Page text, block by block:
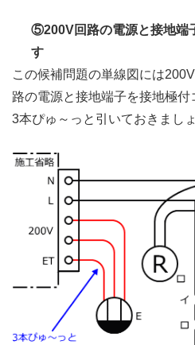
⑤200V回路の電源と接地端
す
この候補問題の単線図には
路の電源と接地端子を接地極付
3本ぴゅ～っと引いておきましょ